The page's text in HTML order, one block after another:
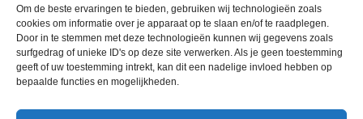
Om de beste ervaringen te bieden, gebruiken wij technologieën zoals
cookies om informatie over je apparaat op te slaan en/of te raadplegen.
Door in te stemmen met deze technologieën kunnen wij gegevens zoals
surfgedrag of unieke ID's op deze site verwerken. Als je geen toestemming
geeft of uw toestemming intrekt, kan dit een nadelige invloed hebben op
bepaalde functies en mogelijkheden.